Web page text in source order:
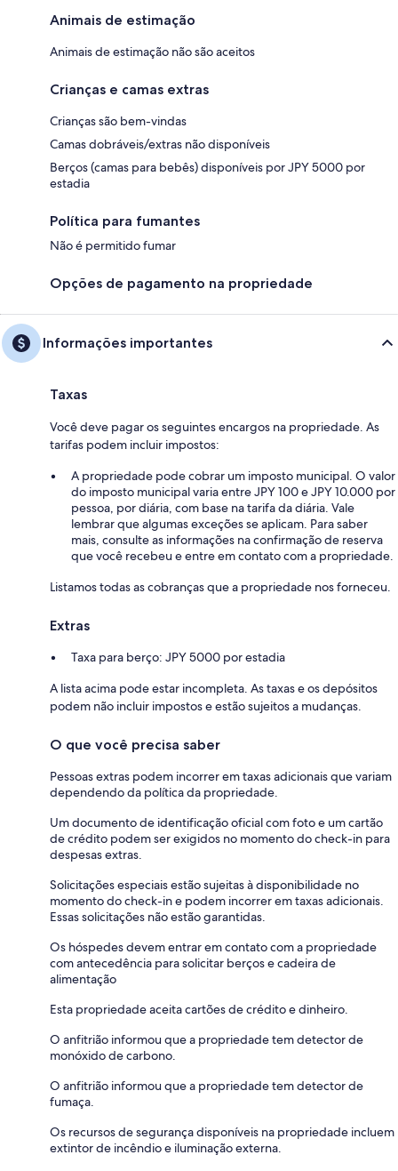
Animais de estimação
Animais de estimação não são aceitos
Crianças e camas extras
Crianças são bem-vindas
Camas dobráveis/extras não disponíveis
Berços (camas para bebês) disponíveis por JPY 5000 por
estadia
Política para fumantes
Não é permitido fumar
Opções de pagamento na propriedade
Informações importantes
Taxas
Você deve pagar os seguintes encargos na propriedade. As
tarifas podem incluir impostos:
A propriedade pode cobrar um imposto municipal. O valor
do imposto municipal varia entre JPY 100 e JPY 10.000 por
pessoa, por diária, com base na tarifa da diária. Vale
lembrar que algumas exceções se aplicam. Para saber
mais, consulte as informações na confirmação de reserva
que você recebeu e entre em contato com a propriedade.
Listamos todas as cobranças que a propriedade nos forneceu.
Extras
Taxa para berço: JPY 5000 por estadia
A lista acima pode estar incompleta. As taxas e os depósitos
podem não incluir impostos e estão sujeitos a mudanças.
O que você precisa saber
Pessoas extras podem incorrer em taxas adicionais que variam
dependendo da política da propriedade.
Um documento de identificação oficial com foto e um cartão
de crédito podem ser exigidos no momento do check-in para
despesas extras.
Solicitações especiais estão sujeitas à disponibilidade no
momento do check-in e podem incorrer em taxas adicionais.
Essas solicitações não estão garantidas.
Os hóspedes devem entrar em contato com a propriedade
com antecedência para solicitar berços e cadeira de
alimentação
Esta propriedade aceita cartões de crédito e dinheiro.
O anfitrião informou que a propriedade tem detector de
monóxido de carbono.
O anfitrião informou que a propriedade tem detector de
fumaça.
Os recursos de segurança disponíveis na propriedade incluem
extintor de incêndio e iluminação externa.